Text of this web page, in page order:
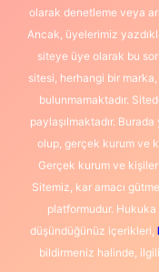
olarak denetleme veya
Ancak, üyelerimiz
siteye üye olarak bu
sitesi, herhangi bir
bulunmamaktadır.
paylaşılmaktadır.
olup, gerçek kurum ve
Gerçek kurum ve
Sitemiz, kar amacı
platformudur. Hukuka
düşündüğünüz içerikleri,
bildirmeniz halinde,